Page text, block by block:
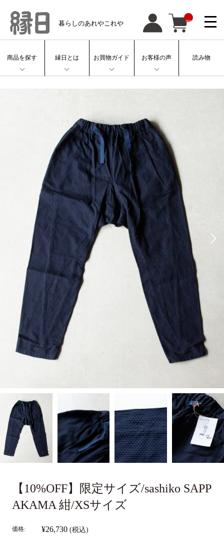
暮らしのあれやこれや
IT
M
C
商品を探す 縁日とは お買物ガイド お客様の声 読み物
【10%OFF】限定サイズ/sashiko SAPP
AKAMA 紺/XSサイズ
価格: ¥26,730 (税込)